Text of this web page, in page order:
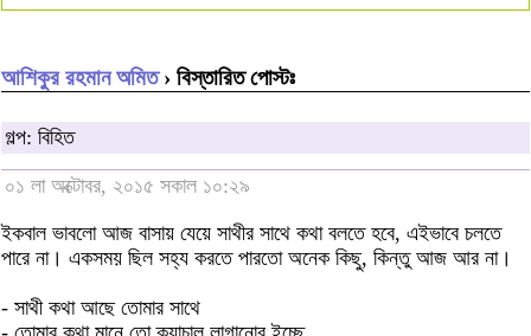
আশিকুর রহমান অমিত› বিস্তারিত পোস্টঃ
গল্প: বিহিত
০১ লা অক্টোবর, ২০১৫ সকাল ১০:২৯
ইকবাল ভাবলো আজ বাসায় যেয়ে সাথীর সাথে কথা বলতে হবে, এইভাবে চলতে
পারে না। একসময় ছিল সহ্য করতে পারতো অনেক কিছু, কিন্তু আজ আর না।
- সাথী কথা আছে তোমার সাথে